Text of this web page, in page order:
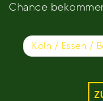
Chance
Köln / Essen /